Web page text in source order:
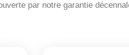
par notre garantie